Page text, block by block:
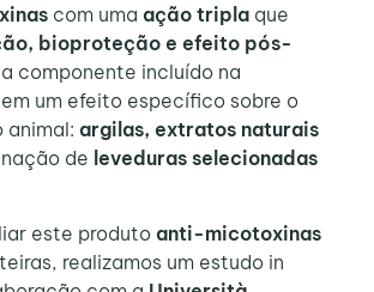
com uma ação triplaque
bioproteção e efeito pós-
componente incluído na
um efeito específico sobre o
animal: argilas, extratos naturais
de leveduras selecionadas
este produto anti-micotoxinas
realizamos um estudo in